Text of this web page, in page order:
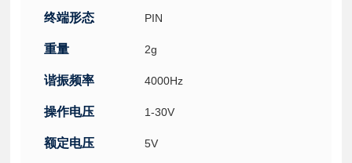
终端形态 PIN
重量 2g
谐振频率 4000Hz
操作电压 1-30V
额定电压 5V